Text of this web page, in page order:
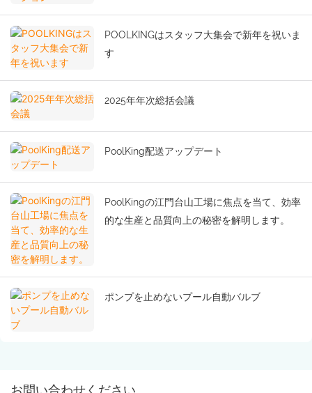
POOLKINGはスタッフ大集会で新年を祝いま
す
2025年年次総括会議
PoolKing配送アップデート
PoolKingの江門台山工場に焦点を当て、効率
的な生産と品質向上の秘密を解明します。
ポンプを止めないプール自動バルブ
お問い合わせください